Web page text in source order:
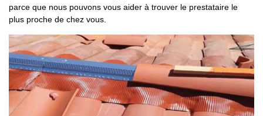
parce que nous pouvons vous aider à trouver le prestataire le
plus proche de chez vous.